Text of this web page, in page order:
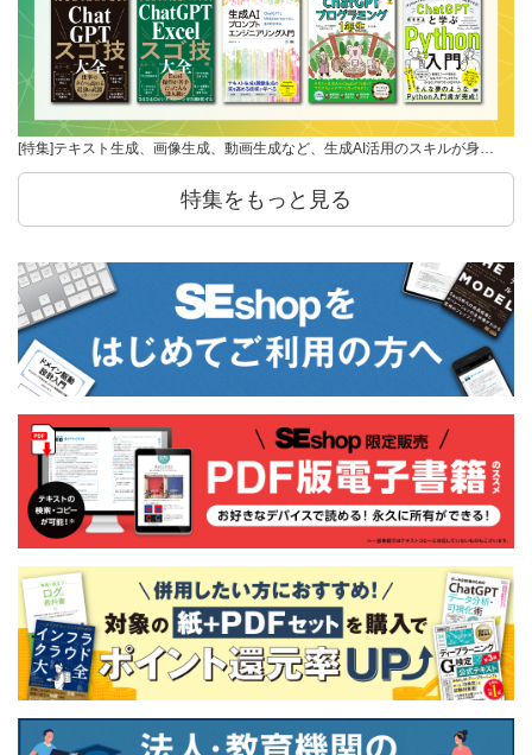
[特集]テキスト生成、画像生成、動画生成など、生成AI活用のスキルが身…
特集をもっと見る